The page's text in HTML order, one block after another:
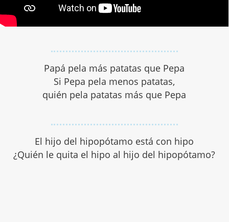
Papá pela más patatas que Pepa
Si Pepa pela menos patatas,
quién pela patatas más que Pepa
El hijo del hipopótamo está con hipo
¿Quién le quita el hipo al hijo del hipopótamo?